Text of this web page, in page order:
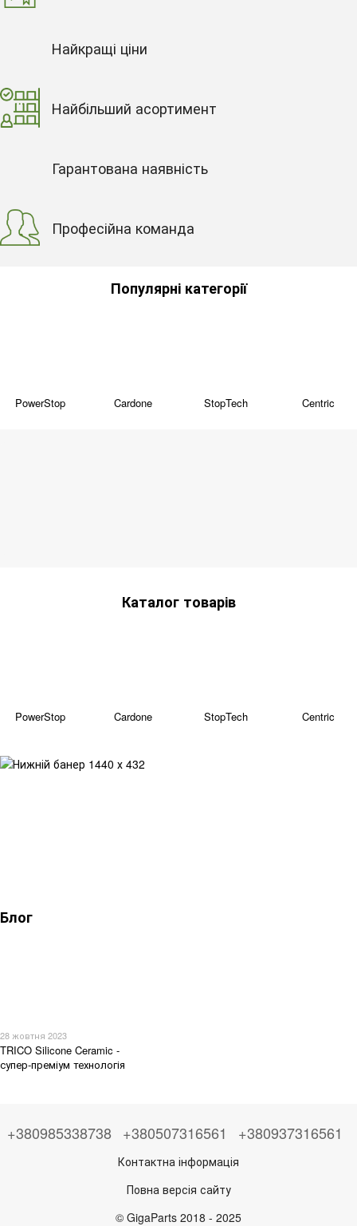
Найкращі ціни
Найбільший асортимент
Гарантована наявність
Професійна команда
Популярні категорії
PowerStop Cardone StopTech Centric
Каталог товарів
PowerStop Cardone StopTech Centric
Блог
28 жовтня 2023
TRICO Silicone Ceramic -
супер-преміум технологія
+380985338738 +380507316561 +380937316561
Контактна інформація
Повна версія сайту
© GigaParts 2018 - 2025